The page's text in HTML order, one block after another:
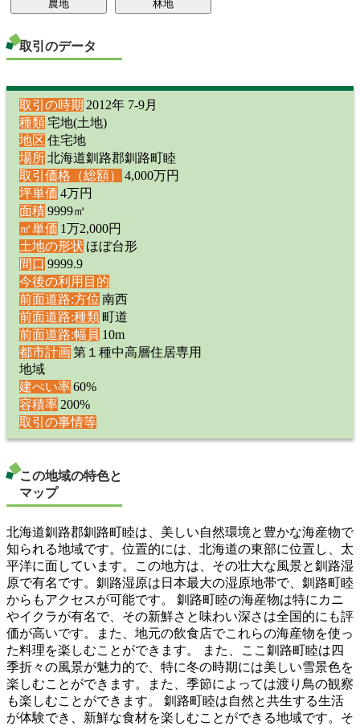
取引のデータ
取引の時期 2012年 7-9月
種類 宅地(土地)
地区 住宅地
場所北海道釧路郡釧路町睦
取引価格（総額）
4,000万円
坪単価 4万円
面積9999㎡
㎡単価 1万2,000円
土地の形状 ほぼ台形
間口 9999.9
今後の利用目的
前面道路:方位 南西
前面道路:種類 町道
前面道路:幅員 10m
都市計画 第１種中高層住居専用
地域
建ぺい率60%
容積率200%
取引の事情等
この地域の特色と
マップ
北海道釧路郡釧路町睦は、美しい自然環境と豊かな海産物で
知られる地域です。位置的には、北海道の東部に位置し、太
平洋に面しています。この地方は、その壮大な風景と釧路湿
原で有名です。釧路湿原は日本最大の湿原地帯で、釧路町睦
からもアクセスが可能です。 釧路町睦の海産物は特にカニ
やイクラが有名で、その新鮮さと味わい深さは全国的にも評
価が高いです。また、地元の飲食店でこれらの海産物を使っ
た料理を楽しむことができます。 また、ここ釧路町睦は四
季折々の風景が魅力的で、特に冬の時期には美しい雪景色を
楽しむことができます。また、季節によっては渡り鳥の観察
も楽しむことができます。 釧路町睦は自然と共生する生活
が体験でき、新鮮な食材を楽しむことができる地域です。そ